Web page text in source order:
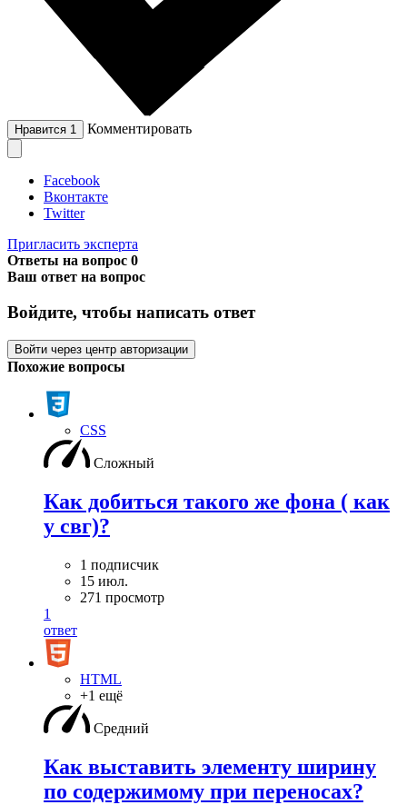
Нравится 1 Комментировать
Facebook
Вконтакте
Twitter
Пригласить эксперта
Ответы на вопрос 0
Ваш ответ на вопрос
Войдите, чтобы написать ответ
Войти через центр авторизации
Похожие вопросы
CSS
Сложный
Как добиться такого же фона ( как
у свг)?
1 подписчик
15 июл.
271 просмотр
1
ответ
HTML
+1 ещё
Средний
Как выставить элементу ширину
по содержимому при переносах?